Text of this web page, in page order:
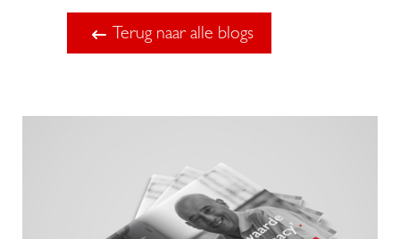
Terug naar alle blogs